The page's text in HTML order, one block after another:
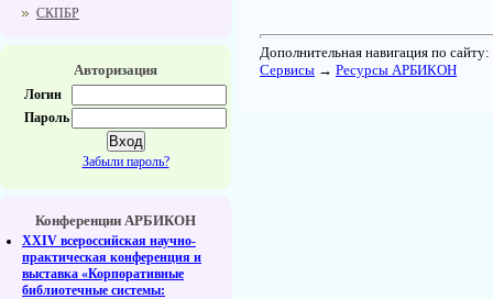
СКПБР
Авторизация
Логин
Пароль
Забыли пароль?
Конференции АРБИКОН
XXIV всероссийская научно-
практическая конференция и
выставка «Корпоративные
библиотечные системы:
Дополнительная навигация по сайту:
Cервисы → Ресурсы АРБИКОН